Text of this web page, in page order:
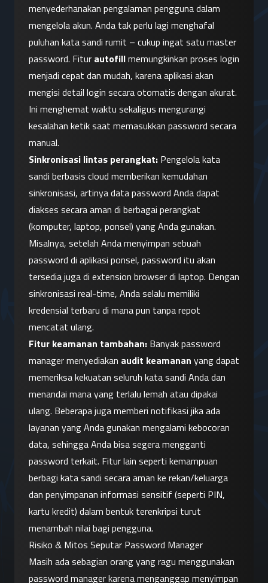
menyederhanakan pengalaman pengguna dalam
mengelola akun. Anda tak perlu lagi menghafal
puluhan kata sandi rumit – cukup ingat satu master
password. Fitur autofill memungkinkan proses login
menjadi cepat dan mudah, karena aplikasi akan
mengisi detail login secara otomatis dengan akurat.
Ini menghemat waktu sekaligus mengurangi
kesalahan ketik saat memasukkan password secara
manual.
Sinkronisasi lintas perangkat: Pengelola kata
sandi berbasis cloud memberikan kemudahan
sinkronisasi, artinya data password Anda dapat
diakses secara aman di berbagai perangkat
(komputer, laptop, ponsel) yang Anda gunakan.
Misalnya, setelah Anda menyimpan sebuah
password di aplikasi ponsel, password itu akan
tersedia juga di extension browser di laptop. Dengan
sinkronisasi real-time, Anda selalu memiliki
kredensial terbaru di mana pun tanpa repot
mencatat ulang.
Fitur keamanan tambahan: Banyak password
manager menyediakan audit keamanan yang dapat
memeriksa kekuatan seluruh kata sandi Anda dan
menandai mana yang terlalu lemah atau dipakai
ulang. Beberapa juga memberi notifikasi jika ada
layanan yang Anda gunakan mengalami kebocoran
data, sehingga Anda bisa segera mengganti
password terkait. Fitur lain seperti kemampuan
berbagi kata sandi secara aman ke rekan/keluarga
dan penyimpanan informasi sensitif (seperti PIN,
kartu kredit) dalam bentuk terenkripsi turut
menambah nilai bagi pengguna.
Risiko & Mitos Seputar Password Manager
Masih ada sebagian orang yang ragu menggunakan
password manager karena menganggap menyimpan